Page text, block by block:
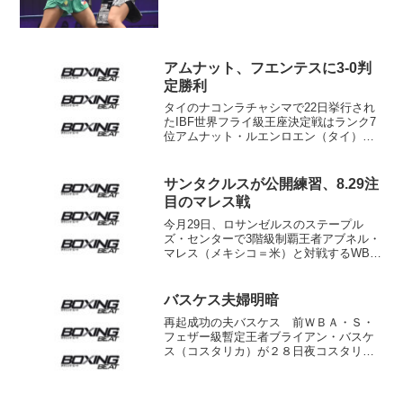
アムナット、フエンテスに3-0判
定勝利
タイのナコンラチャシマで22日挙行され
たIBF世界フライ級王座決定戦はランク7
位アムナット・ルエンロエン（タイ）
でベルトを巻いた。このタイトルは前王
者モルティ・...
サンタクルスが公開練習、8.29注
目のマレス戦
今月29日、ロサンゼルスのステープル
ズ・センターで3階級制覇王者アブネル・
マレス（メキシコ＝米）と対戦するWBC
日）メディアにトレーニングを披露しイ
ンタビューにも...
バスケス夫婦明暗
再起成功の夫バスケス 前ＷＢＡ・Ｓ・
フェザー級暫定王者ブライアン・バスケ
ス（コスタリカ）が２８日夜コスタリ